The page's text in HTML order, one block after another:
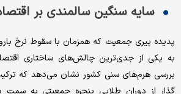
سایه سنگین سالمندی بر
پدیده پیری جمعیت که همزمان با سقوط نرخ
به یکی از جدی‌ترین چالش‌های ساختاری
بررسی هرم‌های سنی کشور نشان می‌دهد که
گذار از دوران طلایی پنجره جمعیتی به سمت